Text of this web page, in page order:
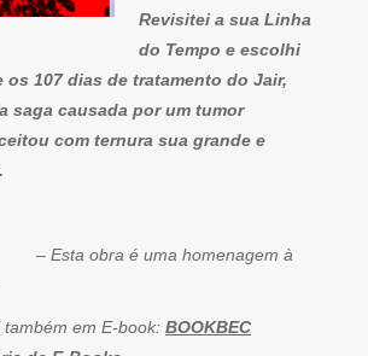
Revisitei a sua Linha
do Tempo e escolhi
os 107 dias de tratamento do Jair,
saga causada por um tumor
com ternura sua grande e
é uma homenagem à
em E-book: BOOKBEC